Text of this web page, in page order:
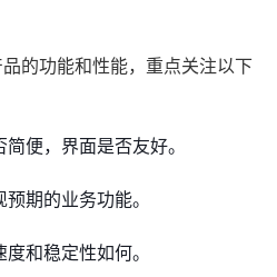
的功能和性能，重点关注以下
便，界面是否友好。
期的业务功能。
和稳定性如何。